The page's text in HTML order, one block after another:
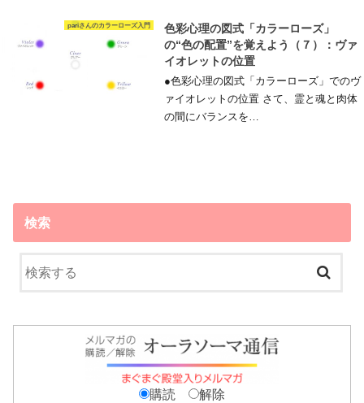
pariさんのカラーローズ入門
色彩心理の図式「カラーローズ」
の“色の配置”を覚えよう（７）：ヴァ
イオレットの位置
●色彩心理の図式「カラーローズ」でのヴ
ァイオレットの位置 さて、霊と魂と肉体
の間にバランスを…
検索
購読 解除